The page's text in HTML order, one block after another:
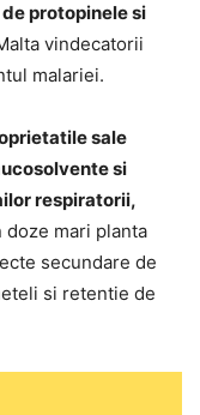
protopinele si
vindecatorii
malariei.
sale
si
respiratorii,
doze mari planta
secundare de
si retentie de